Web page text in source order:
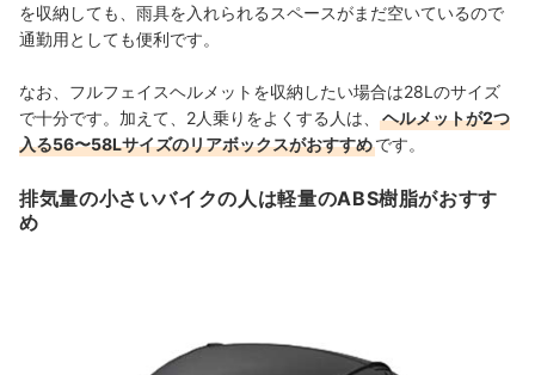
を収納しても、雨具を入れられるスペースがまだ空いているので
通勤用としても便利です。
なお、フルフェイスヘルメットを収納したい場合は28Lのサイズ
で十分です。加えて、2人乗りをよくする人は、
ヘルメットが2つ
入る56〜58Lサイズのリアボックスがおすすめです。
排気量の小さいバイクの人は軽量のABS樹脂がおすす
め